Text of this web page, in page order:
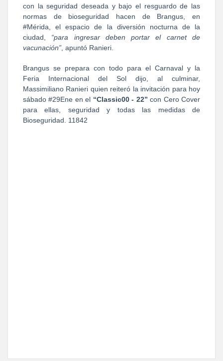
con la seguridad deseada y bajo el resguardo de las
normas de bioseguridad hacen de Brangus, en
#Mérida, el espacio de la diversión nocturna de la
ciudad, “para ingresar deben portar el carnet de
vacunación” , apuntó Ranieri.
Brangus se prepara con todo para el Carnaval y la
Feria Internacional del Sol dijo, al culminar,
Massimiliano Ranieri quien reiteró la invitación para hoy
sábado #29Ene en el “Classic00 - 22” con Cero Cover
para ellas, seguridad y todas las medidas de
Bioseguridad. 11842